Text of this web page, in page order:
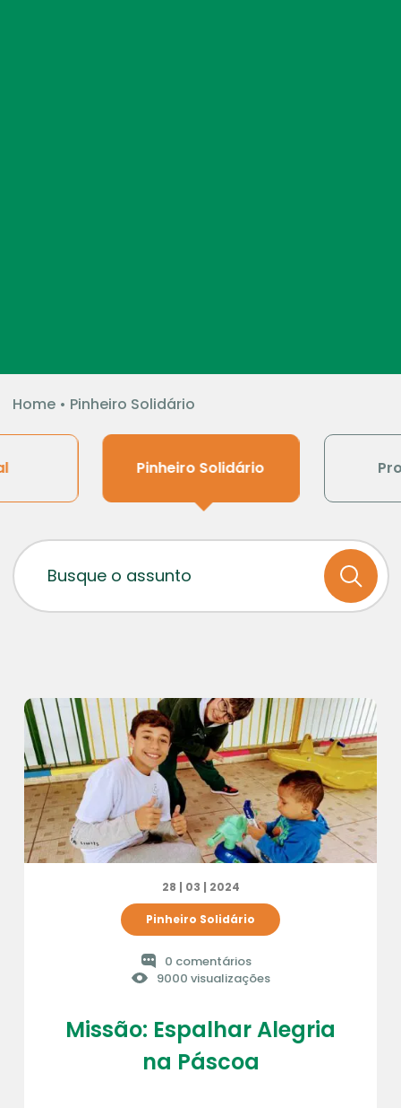
Home• Pinheiro Solidário
Pinheiro Solidário
28 | 03 | 2024
Pinheiro Solidário
0 comentários
9000 visualizações
Missão: Espalhar Alegria
na Páscoa